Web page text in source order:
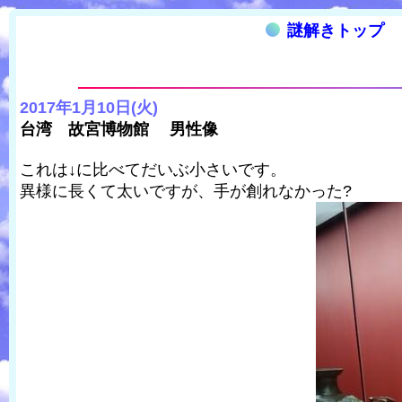
謎解きトップ
2017年1月10日(火)
台湾 故宮博物館 男性像
これは↓に比べてだいぶ小さいです。
異様に長くて太いですが、手が創れなかった?